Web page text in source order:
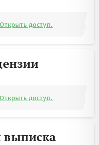
Открыть доступ.
Открыть доступ.